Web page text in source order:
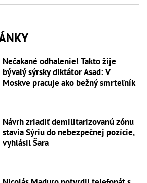
Nečakané odhalenie! Takto žije
bývalý sýrsky diktátor Asad: V
Moskve pracuje ako bežný smrteľník
Návrh zriadiť demilitarizovanú zónu
stavia Sýriu do nebezpečnej pozície,
vyhlásil Šara